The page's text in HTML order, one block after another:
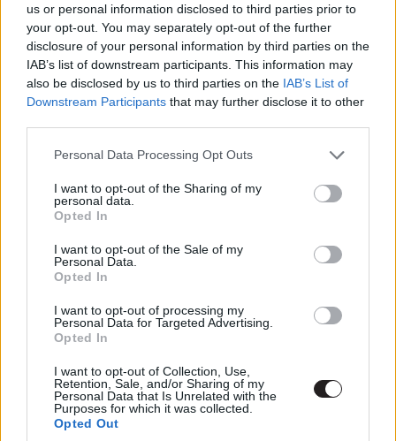
us or personal information disclosed to third parties prior to
your opt-out. You may separately opt-out of the further
disclosure of your personal information by third parties on the
IAB’s list of downstream participants. This information may
also be disclosed by us to third parties on the IAB’s List of
Downstream Participants that may further disclose it to other
Please note that this website/app uses one or more Google
not limited to your visit or usage behaviour. You may click to
grant or deny consent to Google and its third-party tags to
use your data for below specified purposes in below Google
consent section.
Personal Data Processing Opt Outs
I want to opt-out of the Sharing of my
personal data.
Opted In
I want to opt-out of the Sale of my
Personal Data.
Opted In
I want to opt-out of processing my
Personal Data for Targeted Advertising.
Opted In
I want to opt-out of Collection, Use,
Retention, Sale, and/or Sharing of my
Personal Data that Is Unrelated with the
Purposes for which it was collected.
Opted Out
útból a paradicsomi bolygóig, a hibernáció pedig nem
lehetséges ezen a mindennel felszerelt luxushajón.
Bizony.Esetleges spoiler: Szegény Jim nagyjából egy
évig volt képes teljesen egyedül tengetni a mindennapjait
a hatalmas űrjárón, majd végső elkeseredettségében
piszok modern környezetbe helyezett szerelmi történet
lesz, és bár meglepő lehet, merem állítani, hogy
mindannyian jobban jártunk így.